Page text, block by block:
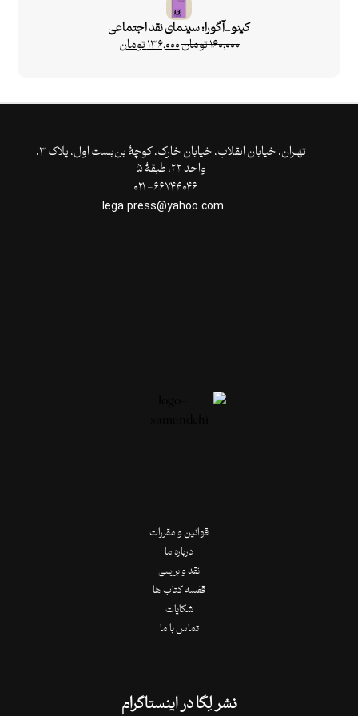
کینو_آگورا: سینمای نقد اجتماعی
۱۶۰,۰۰۰تومان۱۳۶,۰۰۰تومان
تهـران،‌ خیابان انقلاب، خیابان خارک، کوچۀ بن‌بست اول، پلاک ۳،
واحد ۲۲، طبقۀ ۵
قوانین و مقررات
درباره ما
نقد و بررسی
قفسه کتاب ها
شکایات
تماس با ما
نشر لِگا در اینستاگرام